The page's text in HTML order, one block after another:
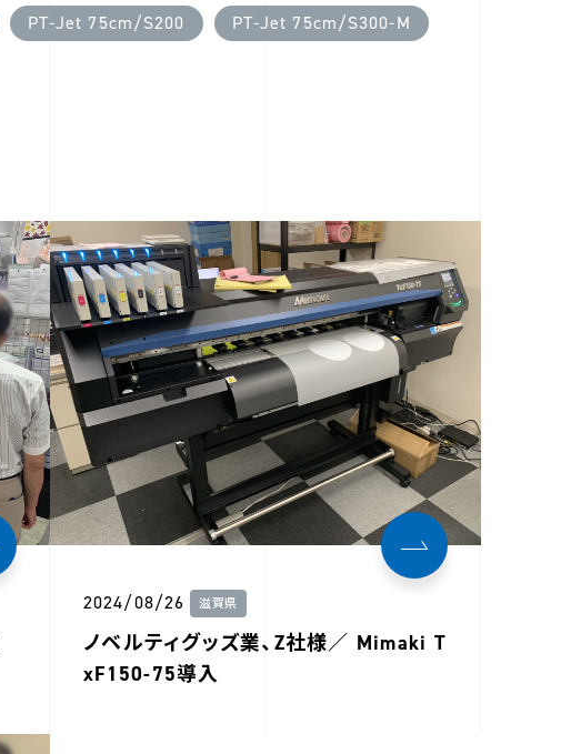
PT-Jet 75cm/S200
PT-Jet 75cm/S300-M
2024/08/26 滋賀県
ノベルティグッズ業、Z社様／ Mimaki T
xF150-75導入